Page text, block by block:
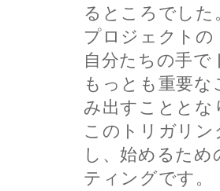
るところでした
プロジェクトの
自分たちの手
もっとも重要
み出すこととな
このトリガリ
し、始めるた
ティングです。